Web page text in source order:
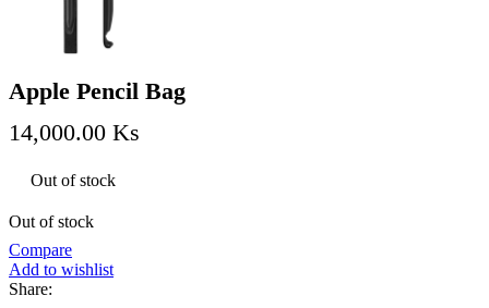
Apple Pencil Bag
14,000.00 Ks
Out of stock
Out of stock
Compare
Add to wishlist
Share: